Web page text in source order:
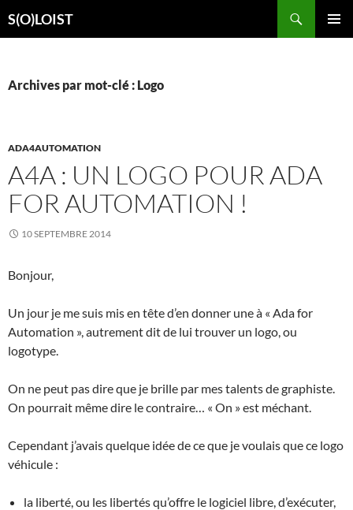
auS(O)LOIST
Archives par mot-clé : Logo
ADA4AUTOMATION
A4A : UN LOGO POUR ADA
FOR AUTOMATION !
10 SEPTEMBRE 2014
Bonjour,
Un jour je me suis mis en tête d’en donner une à « Ada for
Automation », autrement dit de lui trouver un logo, ou
logotype.
On ne peut pas dire que je brille par mes talents de graphiste.
On pourrait même dire le contraire… « On » est méchant.
Cependant j’avais quelque idée de ce que je voulais que ce logo
véhicule :
la liberté, ou les libertés qu’offre le logiciel libre, d’exécuter,